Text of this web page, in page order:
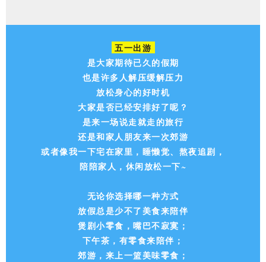
五一出游
是大家期待已久的假期
也是许多人解压缓解压力
放松身心的好时机
大家是否已经安排好了呢？
是来一场说走就走的旅行
还是和家人朋友来一次郊游
或者像我一下宅在家里，睡懒觉、熬夜追剧，
陪陪家人，休闲放松一下~
无论你选择哪一种方式
放假总是少不了美食来陪伴
煲剧小零食，嘴巴不寂寞；
下午茶，有零食来陪伴；
郊游，来上一篮美味零食；